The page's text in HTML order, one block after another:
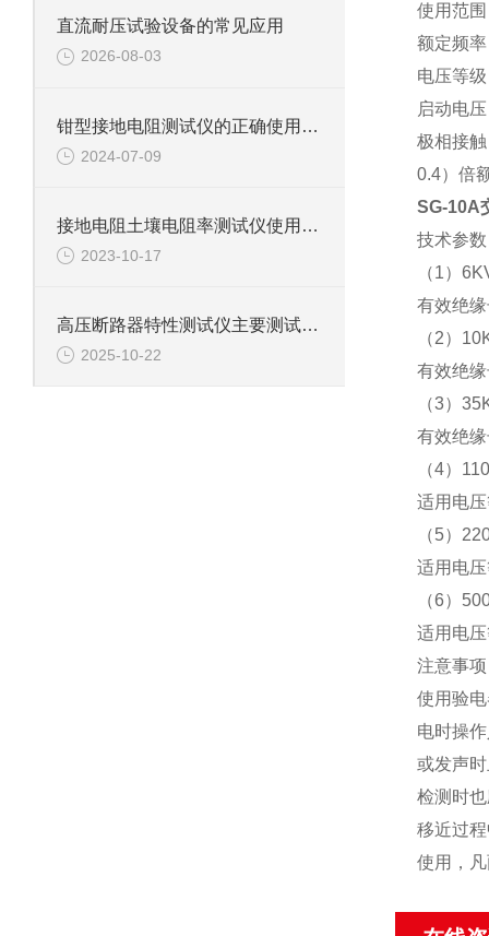
直流耐压试验设备的常见应用
2026-08-03
钳型接地电阻测试仪的正确使用方法
2024-07-09
接地电阻土壤电阻率测试仪使用方法
2023-10-17
高压断路器特性测试仪主要测试功能说明
2025-10-22
使用范围
额定频
电压等
启动电
极相接
0.4）倍
SG-10A
技术参数
（1）
有效绝
（2）
有效绝
（3）
有效绝
（4）
适用电
（5）
适用电
（6）
适用电
注意事项
使用验
电时操
或发声
检测时
移近过
使用，